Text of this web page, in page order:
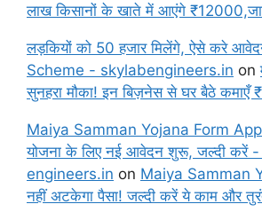
लाख किसानों के खाते में आएंगे
लड़कियों को 50 हजार मिलेंगे, ऐसे करे
Scheme - skylabengineers.in on
सुनहरा मौका! इन बिज़नेस से घर बैठे कमाएँ
Maiya Samman Yojana Form
योजना के लिए नई आवेदन शुरू, जल्दी करें
engineers.in on Maiya Samman
नहीं अटकेगा पैसा! जल्दी करें ये काम और